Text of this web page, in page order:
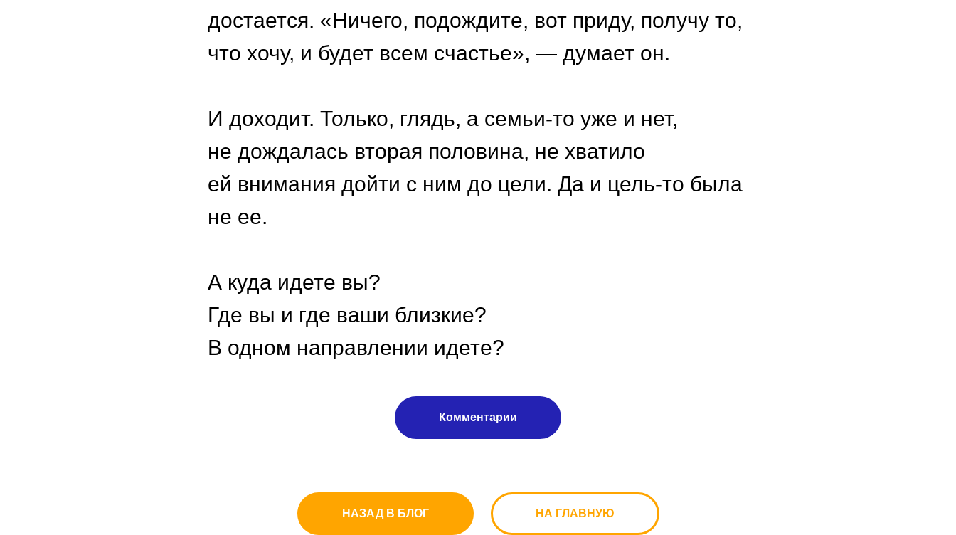
достается. «Ничего, подождите, вот приду, получу то,
что хочу, и будет всем счастье», — думает он.
И доходит. Только, глядь, а семьи-то уже и нет,
не дождалась вторая половина, не хватило
ей внимания дойти с ним до цели. Да и цель-то была
не ее.
А куда идете вы?
Где вы и где ваши близкие?
В одном направлении идете?
Комментарии
НАЗАД В БЛОГ НА ГЛАВНУЮ